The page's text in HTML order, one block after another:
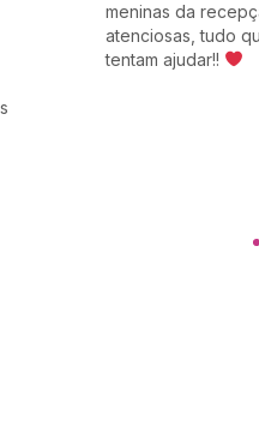
ótima escolha
aprender os
atencioso já vou